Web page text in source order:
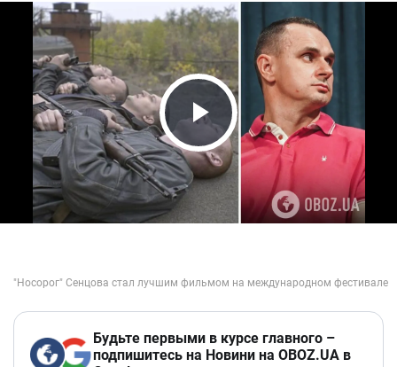
Play Video
Будьте первыми в курсе главного –
подпишитесь на Новини на OBOZ.UA в